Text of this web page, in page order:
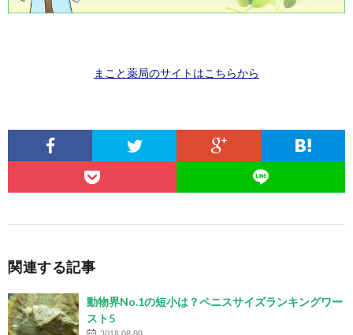
まこと薬局のサイトはこちらから
関連する記事
動物界No.1の短小は？ペニスサイズランキングワー
スト5